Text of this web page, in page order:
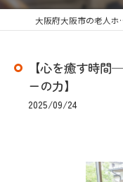
大阪府大阪市
【心を癒す時
ーの力】
2025/09/24